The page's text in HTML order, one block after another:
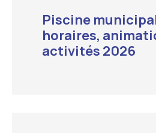
Piscine
horaires,
activités 2026